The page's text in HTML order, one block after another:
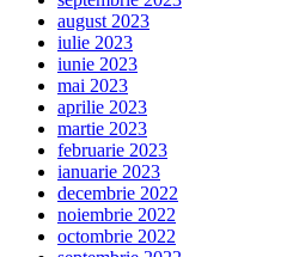
august 2023
iulie 2023
iunie 2023
mai 2023
aprilie 2023
martie 2023
februarie 2023
ianuarie 2023
decembrie 2022
noiembrie 2022
octombrie 2022